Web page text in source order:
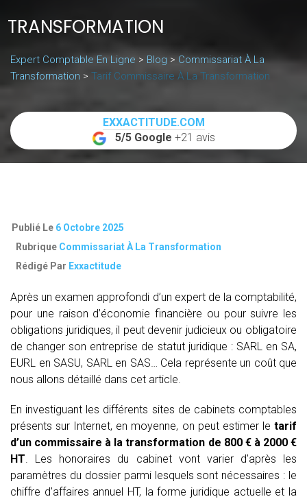
TRANSFORMATION
Expert Comptable En Ligne > Blog > Commissariat À La
Transformation > Tarif Commissaire À La Transformation
EXXACTITUDE.COM
5/5 Google +21 avis
Publié Le 6 Octobre 2025
Rubrique Commissariat À La Transformation
Rédigé Par Exxactitude
Après un examen approfondi d’un expert de la comptabilité,
pour une raison d’économie financière ou pour suivre les
obligations juridiques, il peut devenir judicieux ou obligatoire
de changer son entreprise de statut juridique : SARL en SA,
EURL en SASU, SARL en SAS… Cela représente un coût que
nous allons détaillé dans cet article.
En investiguant les différents sites de cabinets comptables
présents sur Internet, en moyenne, on peut estimer le tarif
d’un commissaire à la transformation de 800 € à 2000 €
HT . Les honoraires du cabinet vont varier d’après les
paramètres du dossier parmi lesquels sont nécessaires : le
chiffre d’affaires annuel HT, la forme juridique actuelle et la